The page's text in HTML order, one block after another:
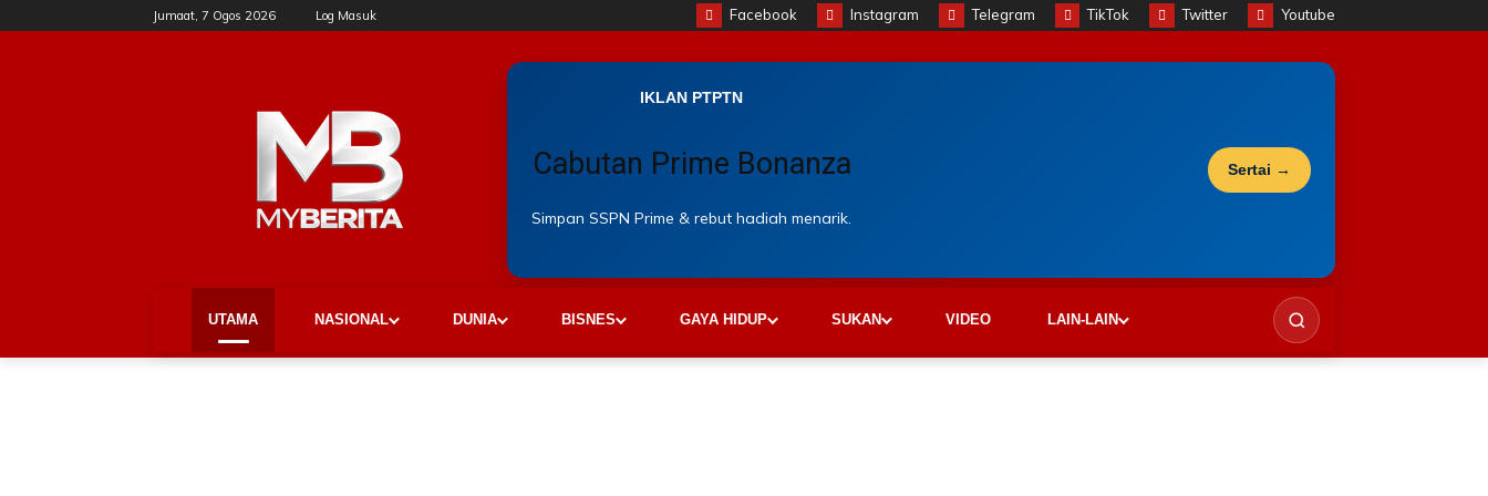
Jumaat, 7 Ogos 2026 Log Masuk Facebook Instagram Telegram TikTok Twitter Youtube
IKLAN PTPTN
Cabutan Prime Bonanza
Simpan SSPN Prime & rebut hadiah menarik.
Sertai →
UTAMA NASIONAL DUNIA BISNES GAYA HIDUP SUKAN VIDEO LAIN-LAIN